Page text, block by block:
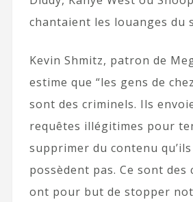
chantaient les louanges du
Kevin Shmitz, patron de
estime que “les gens de
sont des criminels. Ils
requêtes illégitimes pour
supprimer du contenu
possèdent pas. Ce sont des
ont pour but de stopper